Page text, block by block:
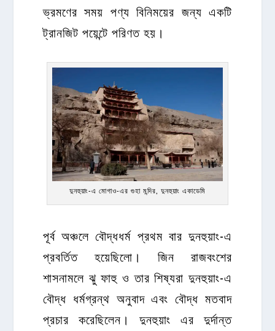
ভ্রমণের সময় পণ্য বিনিময়ের জন্য একটি
ট্রানজিট পয়েন্টে পরিণত হয়।
দুনহুয়াং-এ মোগাও-এর গুহা মন্দির, দুনহুয়াং একাডেমি
পূর্ব অঞ্চলে বৌদ্ধধর্ম প্রথম বার দুনহুয়াং-এ
প্রবর্তিত হয়েছিলো। জিন রাজবংশের
শাসনামলে ঝু ফাহু ও তার শিষ্যরা দুনহুয়াং-এ
বৌদ্ধ ধর্মগ্রন্থ অনুবাদ এবং বৌদ্ধ মতবাদ
প্রচার করেছিলেন। দুনহুয়াং এর দুর্দান্ত